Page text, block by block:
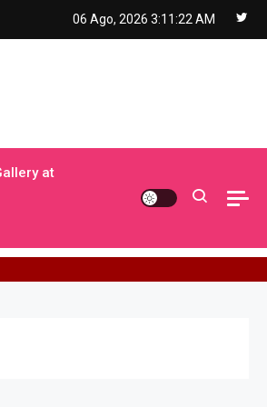
06 Ago, 2026 3:11:23 AM
at